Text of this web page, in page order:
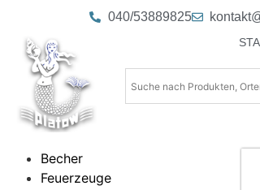
040/53889825
Becher
Feuerzeuge